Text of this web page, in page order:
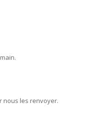
nous les renvoyer.